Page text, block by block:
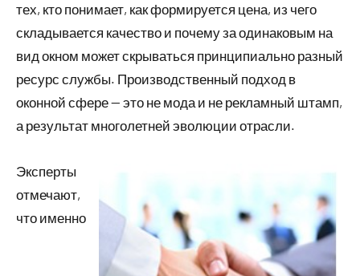
тех, кто понимает, как формируется цена, из чего
складывается качество и почему за одинаковым на
вид окном может скрываться принципиально разный
ресурс службы. Производственный подход в
оконной сфере — это не мода и не рекламный штамп,
а результат многолетней эволюции отрасли.
Эксперты
отмечают,
что именно